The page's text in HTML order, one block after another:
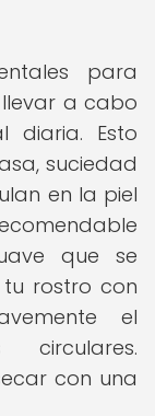
para
a cabo
diaria. Esto
suciedad
en la piel
que se
rostro con
el
circulares.
con una